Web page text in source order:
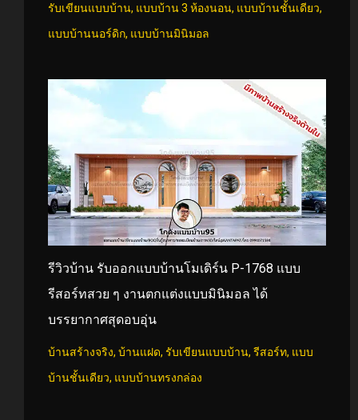
รับเขียนแบบบ้าน, แบบบ้าน 3 ห้องนอน, แบบบ้านชั้นเดียว,
แบบบ้านนอร์ดิก, แบบบ้านมินิมอล
รีวิวบ้าน รับออกแบบบ้านโมเดิร์น P-1768 แบบ
รีสอร์ทสวย ๆ งานตกแต่งแบบมินิมอล ได้
บรรยากาศสุดอบอุ่น
บ้านสร้างจริง, บ้านแฝด, รับเขียนแบบบ้าน, รีสอร์ท, แบบ
บ้านชั้นเดียว, แบบบ้านทรงกล่อง